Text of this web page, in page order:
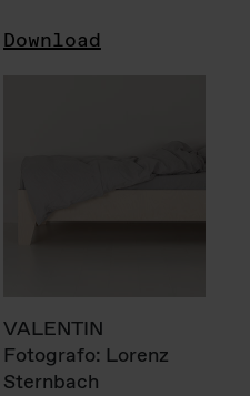
Download
VALENTIN
Fotografo: Lorenz
Sternbach